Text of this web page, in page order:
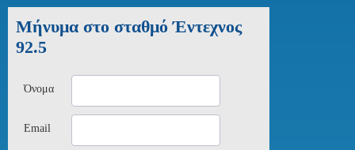
Μήνυμα στο σταθμό Έντεχνος
92.5
Όνομα
Email